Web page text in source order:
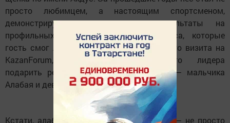
просто любимцем, а настоящим спортсменом,
демонстрирующим выдающиеся результаты на
профильных состязаниях. Успехи Акдуса, которые
гость смог лично оценить во время своего визита на
KazanForum, вдохновили туркменского лидера
подарить республике еще двух щенков — мальчика
Алабая и девочку Аладжу.
Кстати, алабай для туркменского народа — не просто